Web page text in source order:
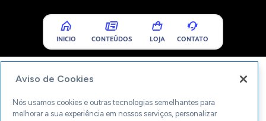
INICIO CONTEÚDOS LOJA CONTATO
Aviso de Cookies
Nós usamos cookies e outras tecnologias semelhantes para
melhorar a sua experiência em nossos serviços, personalizar